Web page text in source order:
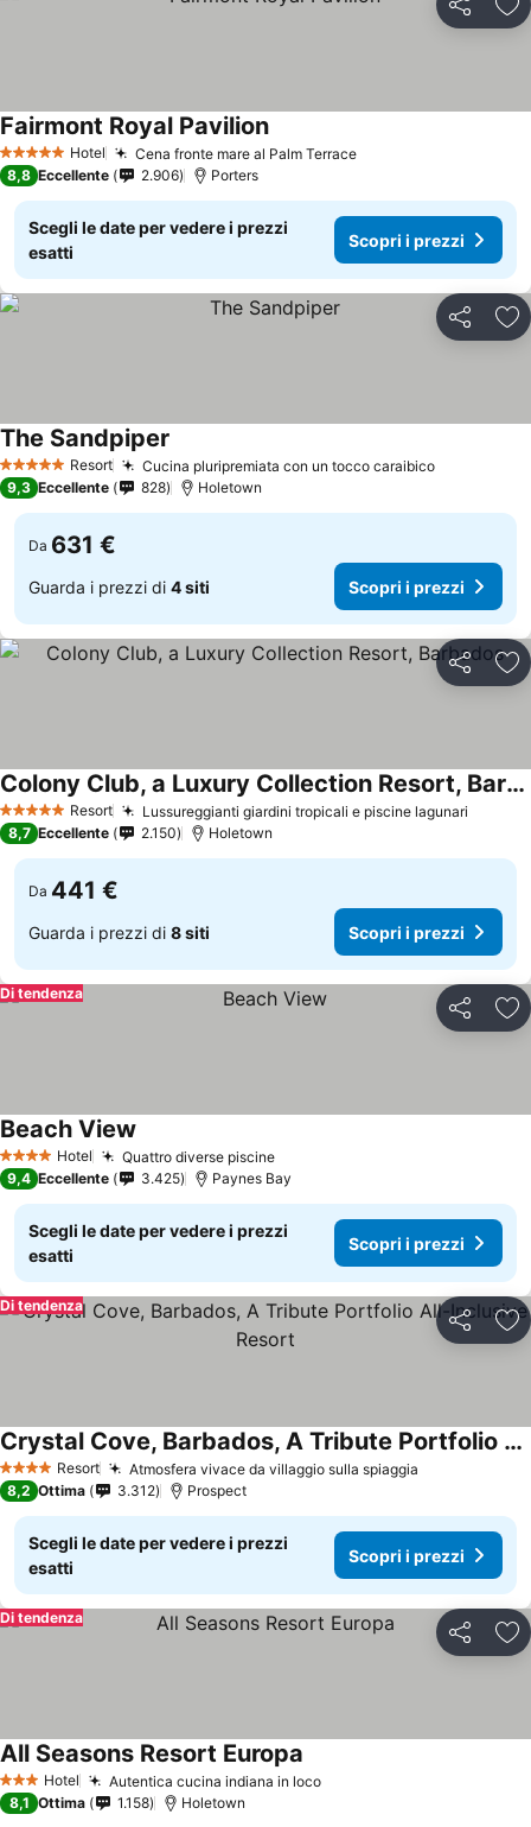
Condividi
5 Stelle Hotel Cena fronte mare al Palm TerraceScopri i prezzi
Fairmont Royal PavilionScopri i prezzi
8,8 Eccellente 2.906 Porters
Scegli le date per vedere i prezzi
esatti
Scopri i prezzi
Condividi
5 Stelle Resort Cucina pluripremiata con un tocco caraibicoScopri i
The Sandpiper
9,3 Eccellente 828 Holetown
Da 631 €
Guarda i prezzi di 4 siti Scopri i prezzi
Condividi
5 Stelle Resort Lussureggianti giardini tropicali e piscine lagunari
Colony Club, a Luxury Collection Resort, Barbados
Scopri i prezzi
8,7 Eccellente 2.150 Holetown
Da 441 €
Guarda i prezzi di 8 siti Scopri i prezzi
Condividi
Di tendenza
4 Stelle Hotel Quattro diverse piscineScopri i prezzi
Beach View
9,4 Eccellente 3.425 Paynes Bay
Scegli le date per vedere i prezzi
esatti
Scopri i prezzi
Condividi
Di tendenza
4 Stelle Resort Atmosfera vivace da villaggio sulla spiaggia
Crystal Cove, Barbados, A Tribute Portfolio All-Inclusive Resort
Scopri i prezzi
8,2 Ottima 3.312 Prospect
Scegli le date per vedere i prezzi
esatti
Scopri i prezzi
Condividi
Di tendenza
3 StelleHotel Autentica cucina indiana in locoScopri i prezzi
All Seasons Resort Europa
8,1 Ottima 1.158 Holetown